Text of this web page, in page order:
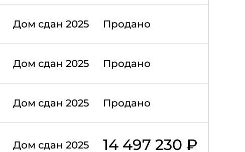
Дом сдан 2025 Продано
Дом сдан 2025 Продано
Дом сдан 2025 Продано
Дом сдан 2025 14 497 230 ₽